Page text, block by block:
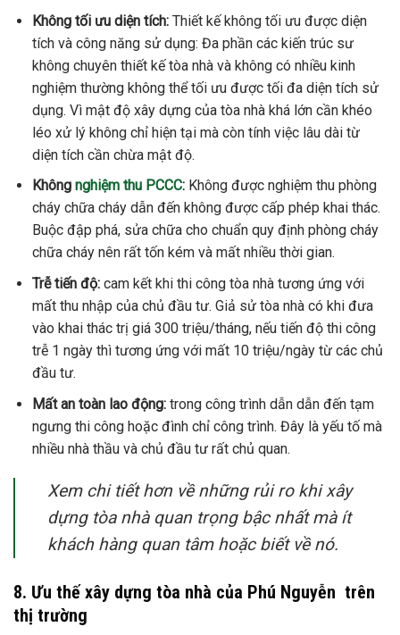
Không tối ưu diện tích:Thiết kế không tối ưu được diện
tích và công năng sử dụng: Đa phần các kiến trúc sư
không chuyên thiết kế tòa nhà và không có nhiều kinh
nghiệm thường không thể tối ưu được tối đa diện tích sử
dụng. Vì mật độ xây dựng của tòa nhà khá lớn cần khéo
léo xử lý không chỉ hiện tại mà còn tính việc lâu dài từ
diện tích cần chừa mật độ.
Không nghiệm thu PCCC:Không được nghiệm thu phòng
cháy chữa cháy dẫn đến không được cấp phép khai thác.
Buộc đập phá, sửa chữa cho chuẩn quy định phòng cháy
chữa cháy nên rất tốn kém và mất nhiều thời gian.
Trễ tiến độ:cam kết khi thi công tòa nhà tương ứng với
mất thu nhập của chủ đầu tư. Giả sử tòa nhà có khi đưa
vào khai thác trị giá 300 triệu/tháng, nếu tiến độ thi công
trễ 1 ngày thì tương ứng với mất 10 triệu/ngày từ các chủ
đầu tư.
Mất an toàn lao động:trong công trình dẫn dẫn đến tạm
ngưng thi công hoặc đình chỉ công trình. Đây là yếu tố mà
nhiều nhà thầu và chủ đầu tư rất chủ quan.
Xem chi tiết hơn về những rủi ro khi xây
dựng tòa nhà quan trọng bậc nhất mà ít
khách hàng quan tâm hoặc biết về nó.
8. Ưu thế xây dựng tòa nhà của Phú Nguyễn trên
thị trường